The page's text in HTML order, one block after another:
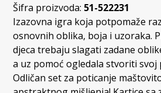
Šifra proizvoda: 51-522231
Izazovna igra koja potpomaže
osnovnih oblika, boja i uzoraka.
djeca trebaju slagati zadane
a uz pomoć ogledala stvoriti svoj
Odličan set za poticanje